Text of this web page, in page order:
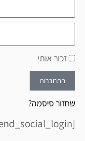
זכור אותי
התחברות
שחזור סיסמה?
[nextend_social_login]